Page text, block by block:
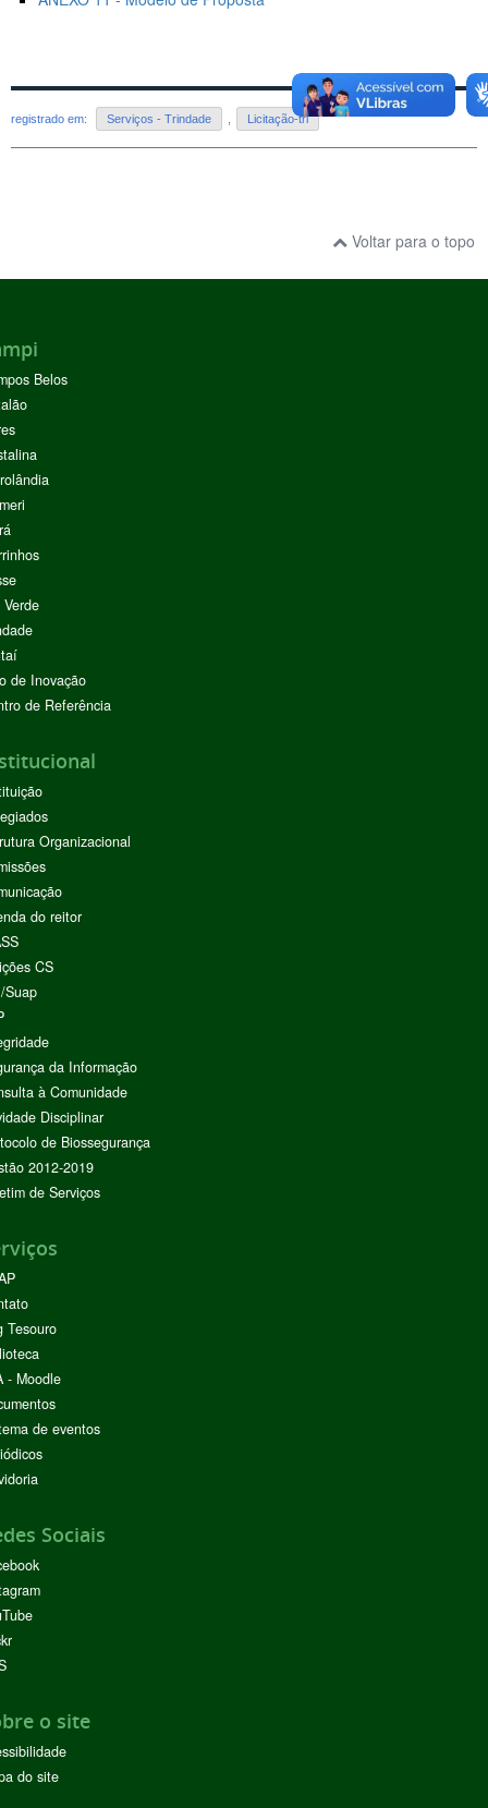
registrado em: Serviços - Trindade Licitação-tri
Voltar para o topo
Belos
de Inovação
de Referência
Organizacional
do reitor
CS
Suap
da Informação
à Comunidade
Disciplinar
de Biossegurança
2012-2019
de Serviços
Tesouro
- Moodle
de eventos
Sociais
o site
do site